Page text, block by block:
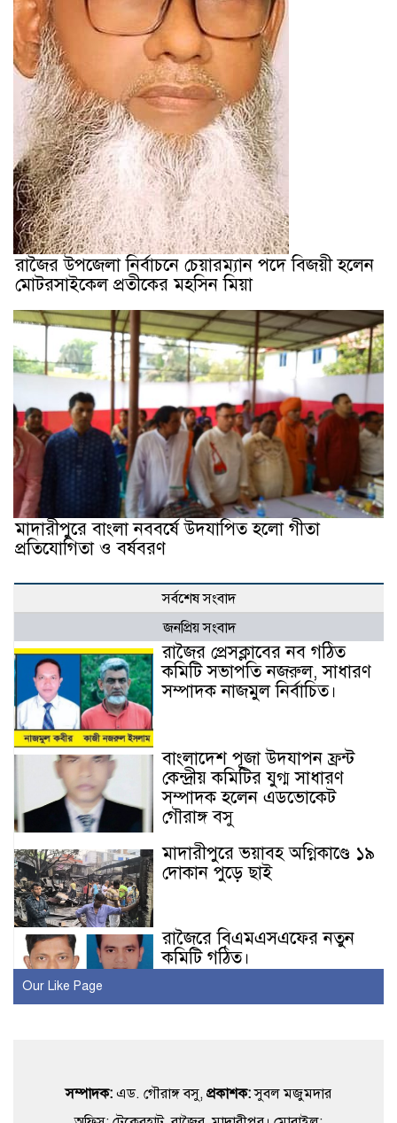
রাজৈর উপজেলা নির্বাচনে চেয়ারম্যান পদে বিজয়ী হলেন
মোটরসাইকেল প্রতীকের মহসিন মিয়া
মাদারীপুরে বাংলা নববর্ষে উদযাপিত হলো গীতা
প্রতিযোগিতা ও বর্ষবরণ
সর্বশেষ সংবাদ
জনপ্রিয় সংবাদ
রাজৈর প্রেসক্লাবের নব গঠিত
কমিটি সভাপতি নজরুল, সাধারণ
সম্পাদক নাজমুল নির্বাচিত।
বাংলাদেশ পূজা উদযাপন ফ্রন্ট
কেন্দ্রীয় কমিটির যুগ্ম সাধারণ
সম্পাদক হলেন এডভোকেট
গৌরাঙ্গ বসু
মাদারীপুরে ভয়াবহ অগ্নিকাণ্ডে ১৯
দোকান পুড়ে ছাই
রাজৈরে বিএমএসএফের নতুন
কমিটি গঠিত।
রাজৈর প্রেসক্লাবের ইফতার
Our Like Page
সম্পাদক: এড. গৌরাঙ্গ বসু, প্রকাশক:সুবল মজুমদার